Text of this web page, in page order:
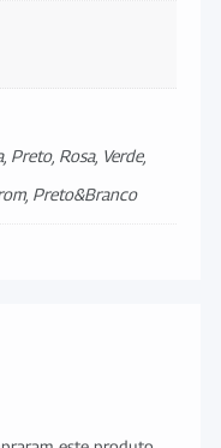
Preto, Rosa, Verde,
Preto&Branco